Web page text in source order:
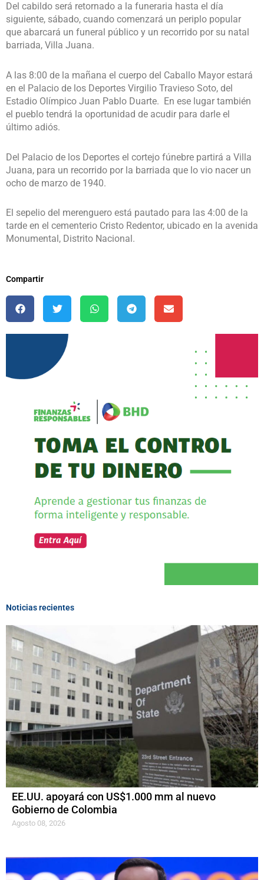
Del cabildo será retornado a la funeraria hasta el día
siguiente, sábado, cuando comenzará un periplo popular
que abarcará un funeral público y un recorrido por su natal
barriada, Villa Juana.
A las 8:00 de la mañana el cuerpo del Caballo Mayor estará
en el Palacio de los Deportes Virgilio Travieso Soto, del
Estadio Olímpico Juan Pablo Duarte. En ese lugar también
el pueblo tendrá la oportunidad de acudir para darle el
último adiós.
Del Palacio de los Deportes el cortejo fúnebre partirá a Villa
Juana, para un recorrido por la barriada que lo vio nacer un
ocho de marzo de 1940.
El sepelio del merenguero está pautado para las 4:00 de la
tarde en el cementerio Cristo Redentor, ubicado en la avenida
Monumental, Distrito Nacional.
Compartir
Noticias recientes
EE.UU. apoyará con US$1.000 mm al nuevo
Gobierno de Colombia
Agosto 08, 2026